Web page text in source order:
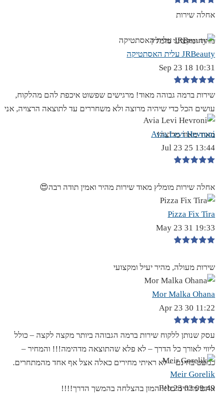
אחלה שירות
מהיר ומקצועי מומלץ
JRBeauty עלית האסתטיקה
10:31 18 Sep 23
שירות ברמה גבוהה מאוד! מרגישים שפשוט איכפת להם מהלקוח,
עושים הכל כדי שיהיה מרוצה ולא משחררים עד לתוצאה הרצויה, אני
מאוד מאוד מרוצה!
Avia Levi Hevroni
13:44 25 Jul 23
אחלה שירות מומלץ מאוד שירות מהיר ואמין תודה רבה😍
Pizza Fix Tira
19:33 31 May 23
שירות מעולה, מהיר יעיל ומקצועי
Mor Malka Ohana
11:22 30 Apr 23
עסק שנותן ללקוח שירות ברמה הגבוהה ביותר מקצה לקצה – כולל
ליווי לאורך כל הדרך – לא פלא שהתוצאה מדהימה!!! והמחיר –
כמעט בחינם – לא ראיתי מחירים כאלה אצל אף אחד מהמתחרים.
אתם מדהימים!!! המון בהצלחה בהמשך הדרך!!!!
Meir Gorelik
09:49 02 Feb 23